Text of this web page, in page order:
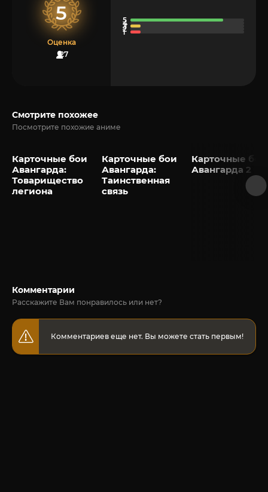
5
Оценка
27
Смотрите похожее
Посмотрите похожие аниме
Карточные бои
Авангарда:
Товарищество
легиона
Карточные бои
Авангарда:
Таинственная
связь
Карточные бои
Авангарда 2
Комментарии
Расскажите Вам понравилось или нет?
Комментариев еще нет. Вы можете стать первым!